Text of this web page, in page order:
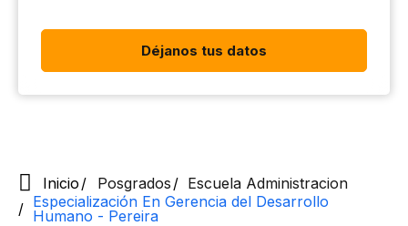
Déjanos tus datos
Inicio Posgrados
Escuela Administracion
Especialización En Gerencia del Desarrollo
Humano - Pereira